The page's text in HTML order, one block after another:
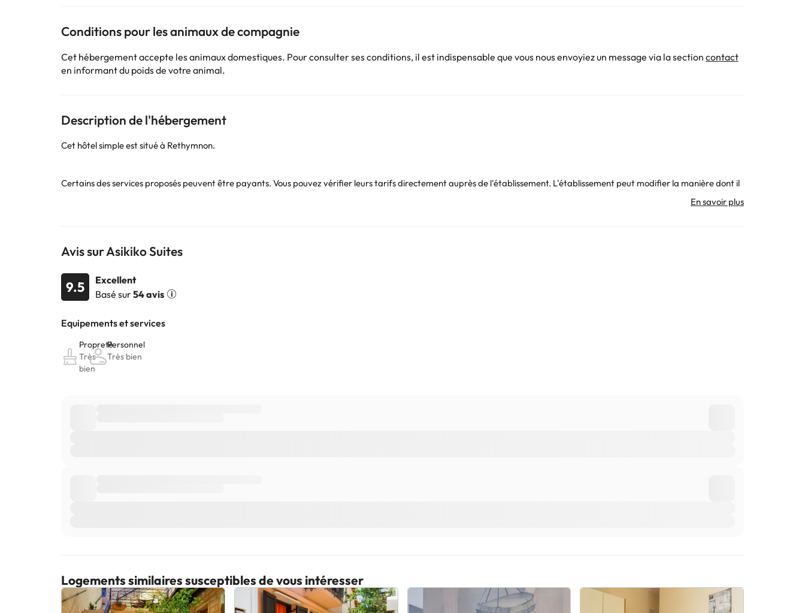
Conditions pour les animaux de compagnie
Cet hébergement accepte les animaux domestiques. Pour consulter ses conditions, il est indispensable que vous nous envoyiez un message via la section contact
en informant du poids de votre animal.
Description de l'hébergement
Cet hôtel simple est situé à Rethymnon.
Certains des services proposés peuvent être payants. Vous pouvez vérifier leurs tarifs directement auprès de l'établissement. L'établissement peut modifier la manière dont il
Avis sur Asikiko Suites
9.5
Excellent
Basé sur54 avis
Logements similaires susceptibles de vous intéresser